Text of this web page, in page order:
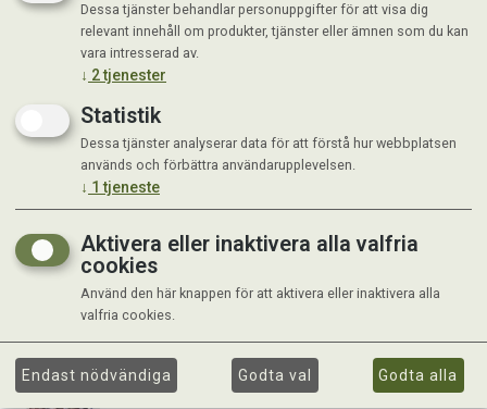
Dessa tjänster behandlar personuppgifter för att visa dig
relevant innehåll om produkter, tjänster eller ämnen som du kan
vara intresserad av.
↓ 2tjenester
Statistik
Dessa tjänster analyserar data för att förstå hur webbplatsen
används och förbättra användarupplevelsen.
↓ 1 tjeneste
Aktivera eller inaktivera alla valfria
cookies
Använd den här knappen för att aktivera eller inaktivera alla
valfria cookies.
Endast nödvändiga Godta val Godta alla